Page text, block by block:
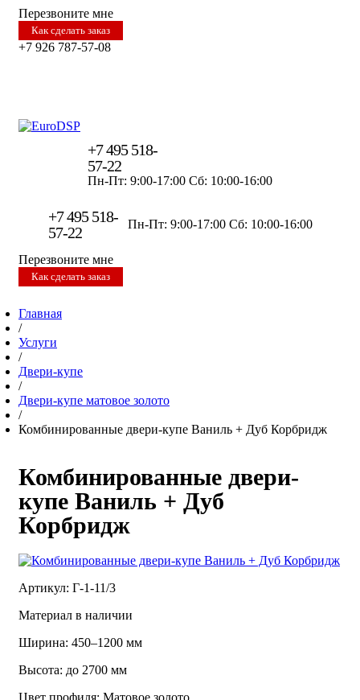
Перезвоните мне
Как сделать заказ
+7 926 787-57-08
+7 495 518-
57-22
Пн-Пт: 9:00-17:00 Сб: 10:00-16:00
+7 495 518-
57-22
Пн-Пт: 9:00-17:00 Сб: 10:00-16:00
Перезвоните мне
Как сделать заказ
Главная
/
Услуги
/
Двери-купе
/
Двери-купе матовое золото
/
Комбинированные двери-купе Ваниль + Дуб Корбридж
Комбинированные двери-
купе Ваниль + Дуб
Корбридж
Артикул: Г-1-11/3
Материал в наличии
Ширина: 450–1200 мм
Высота: до 2700 мм